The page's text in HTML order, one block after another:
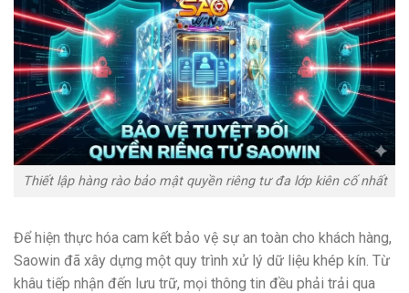
Thiết lập hàng rào bảo mật quyền riêng tư đa lớp kiên cố nhất
Để hiện thực hóa cam kết bảo vệ sự an toàn cho khách hàng,
Saowin đã xây dựng một quy trình xử lý dữ liệu khép kín. Từ
khâu tiếp nhận đến lưu trữ, mọi thông tin đều phải trải qua